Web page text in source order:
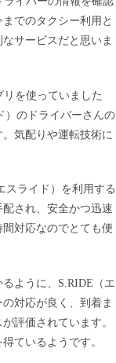
でのタクシー利用と
サービスだと思いま
を使っていました
）のドライバーさんの
気配りや運転技術に
スライド）を利用する
され、安全かつ迅速
対応なのでとても便
ように、S.RIDE（エ
対応が良く、到着ま
評価されています。
ているようです。